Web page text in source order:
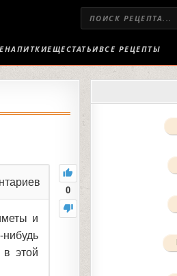
НАПИТКИЕЩЕСТАТЬИВСЕ РЕЦЕПТЫ
0
и
этой